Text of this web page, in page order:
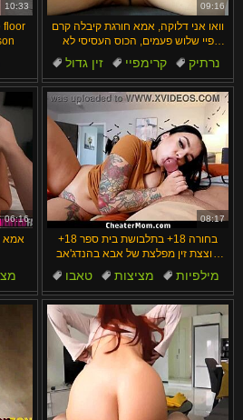
10:33
floor
09:16
וואו אני דלוקה, אמא חורגת קיבלה קרם
פיי שלוש פעמים, הכוס העסיסי לא
זין גדול קרימפיי
נרתיק
תחתונים
צעירים
06:16
אמא
08:17
בחורה 18+ בתלבושת בית ספר 18+
מוצצת זין מפלצת של אבא בהנדג'אב
ואז כורעת לזיון תחת כואב בסגנון כלב
טאבו מציצות
מילפיות
קאוגירל
אישה